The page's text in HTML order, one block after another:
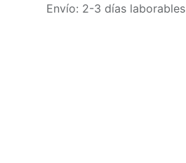
Envío: 2-3 días laborables